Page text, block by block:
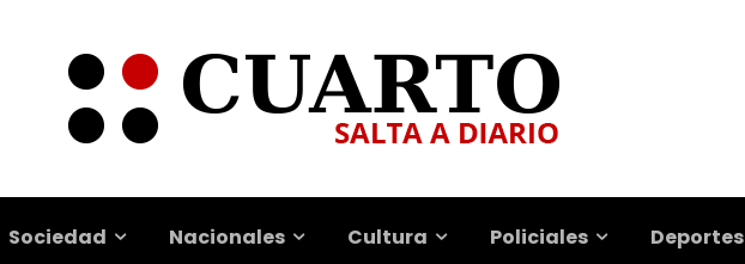
Sociedad Nacionales Cultura Policiales Deportes